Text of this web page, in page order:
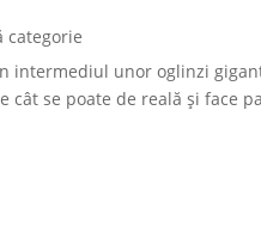
categorie
intermediul unor oglinzi
cât se poate de reală și face